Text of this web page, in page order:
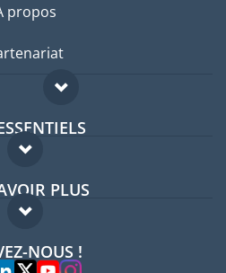
propos
expatriés
pays
PLUS
FAQ
ExpertsNOUS !